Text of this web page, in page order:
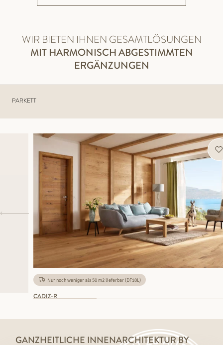
WIR BIETEN IHNEN GESAMTLÖSUNGEN
MIT HARMONISCH ABGESTIMMTEN
ERGÄNZUNGEN
PARKETT
Nur noch weniger als 50 m2 lieferbar (DF10L)
CADIZ-R
GANZHEITLICHE INNENARCHITEKTUR BY